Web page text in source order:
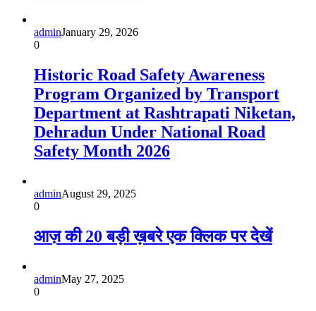
adminJanuary 29, 2026
0
Historic Road Safety Awareness
Program Organized by Transport
Department at Rashtrapati Niketan,
Dehradun Under National Road
Safety Month 2026
adminAugust 29, 2025
0
आज़ की 20 बड़ी ख़बरे एक क्लिक पर देखें
adminMay 27, 2025
0